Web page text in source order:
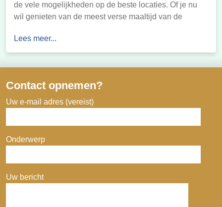
de vele mogelijkheden op de beste locaties. Of je nu
wil genieten van de meest verse maaltijd van de
ontwaken of de leukste activiteit wilt beleven; bij Visit
Wadden […]
Lees meer...
Contact opnemen?
Uw e-mail adres (vereist)
Onderwerp
Uw bericht